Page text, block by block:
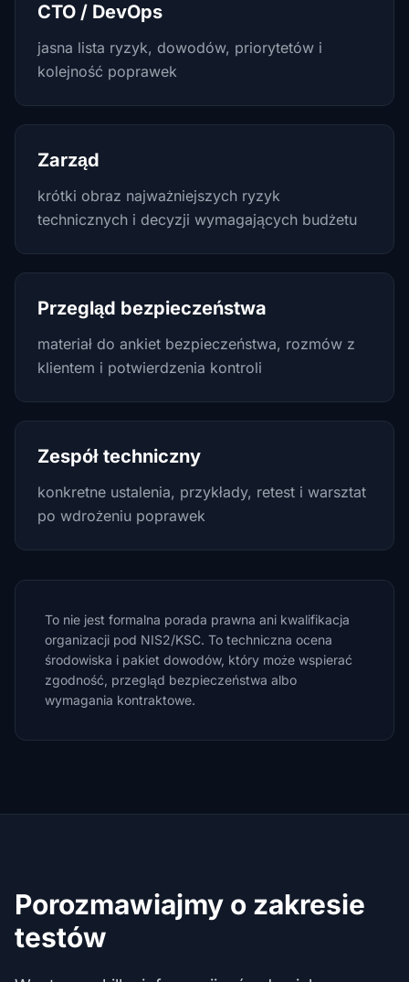
CTO / DevOps
jasna lista ryzyk, dowodów, priorytetów i
kolejność poprawek
Zarząd
krótki obraz najważniejszych ryzyk
technicznych i decyzji wymagających budżetu
Przegląd bezpieczeństwa
materiał do ankiet bezpieczeństwa, rozmów z
klientem i potwierdzenia kontroli
Zespół techniczny
konkretne ustalenia, przykłady, retest i warsztat
po wdrożeniu poprawek
To nie jest formalna porada prawna ani kwalifikacja
organizacji pod NIS2/KSC. To techniczna ocena
środowiska i pakiet dowodów, który może wspierać
zgodność, przegląd bezpieczeństwa albo
wymagania kontraktowe.
Porozmawiajmy o zakresie
testów